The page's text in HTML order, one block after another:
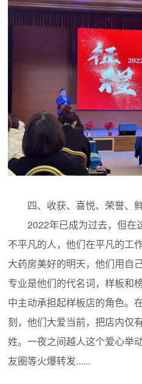
四、收获、喜悦、荣誉、
2022年已成为过去，但在
不平凡的人，他们在平凡的工
大药房美好的明天，他们用自
专业是他们的代名词，样板和
中主动承担起样板店的角色。
刻，他们大爱当前，把店内仅
姓。一夜之间越人这个爱心举
友圈等火爆转发......